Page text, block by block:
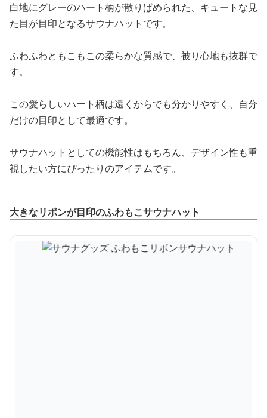
白地にグレーのハート柄が散りばめられた、キュートな見
た目が目印となるサウナハットです。
ふわふわともこもこの柔らかな質感で、被り心地も抜群で
す。
この愛らしいハート柄は遠くからでも分かりやすく、自分
だけの目印として最適です。
サウナハットとしての機能性はもちろん、デザイン性も重
視したい方にぴったりのアイテムです。
大きなリボンが目印のふわもこサウナハット